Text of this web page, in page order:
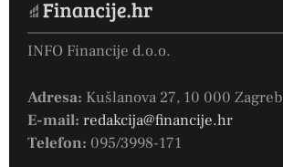
INFO Financije d.o.o.
Adresa: Kušlanova 27, 10 000 Zagreb
E-mail: redakcija@financije.hr
Telefon: 095/3998-171